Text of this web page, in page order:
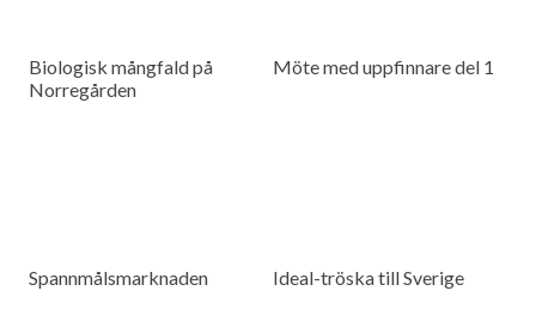
Biologisk mångfald på
Norregården
Möte med uppfinnare del 1
Spannmålsmarknaden Ideal-tröska till Sverige